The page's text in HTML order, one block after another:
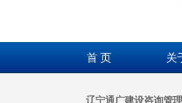
首 页 关
辽宁通广建设咨询管